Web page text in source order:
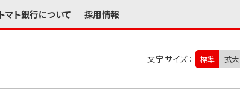
トマト銀行について 採用情報
文字サイズ： 標準 拡大